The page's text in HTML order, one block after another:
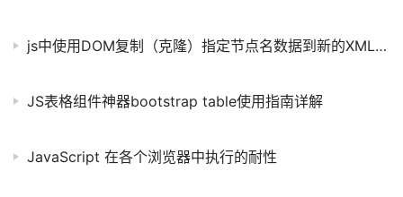
js中使用DOM复制（克隆）指定节点名数据到新的XML文件中的代码
JS表格组件神器bootstrap table使用指南详解
JavaScript 在各个浏览器中执行的耐性